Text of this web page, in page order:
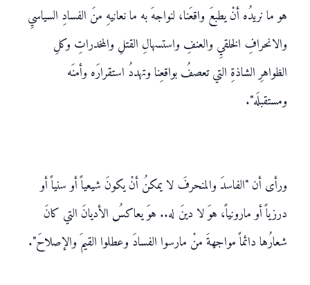
هو ما نريدُه أنْ يطبعَ واقعَنا، لنواجهَ به ما نعانيهِ منَ الفسادِ السياسيِ
والانحرافِ الخلقيِ والعنفِ واستسهالِ القتلِ والمخدراتِ وكلِ
الظواهرِ الشاذةِ التي تعصفُ بواقعِنا وتهددُ استقرارَه وأمنَه
ومستقبلَه".
ورأى أن "الفاسدَ والمنحرفَ لا يمكنُ أنْ يكونَ شيعياً أو سنياً أو
درزياً أو مارونياً، هوَ لا دينَ له.. هوَ يعاكسُ الأديانَ التي كانَ
شعارُها دائماً مواجهةَ منْ مارسوا الفسادَ وعطلوا القيمَ والإصلاحَ".